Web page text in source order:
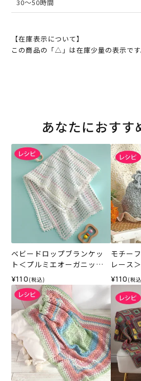
30～50時間
【在庫表示について】
この商品の「△」は在庫少量の表示です
あなたにおすす
ベビードロップブランケッ
ト＜プルミエオーガニック
コットン＞（レシピ）
¥110 (税込)
モチー
レース
¥110 (税